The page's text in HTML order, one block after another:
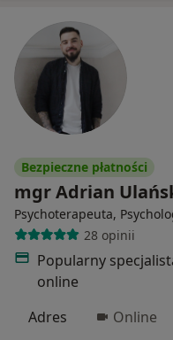
Bezpieczne płatności
mgr Adrian
Psychoterapeuta,
28 opinii
Popularny
online
Adres
Online